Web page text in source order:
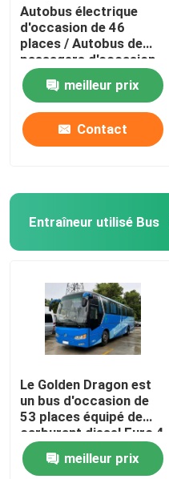
Autobus électrique
d'occasion de 46
places / Autobus de
passagers d'occasion
meilleur prix
Contact
Entraîneur utilisé Bus
Le Golden Dragon est
un bus d'occasion de
53 places équipé de
carburant diesel Euro 4
LHD.
meilleur prix